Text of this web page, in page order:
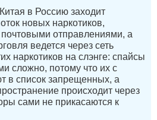
в Россию заходит
новых наркотиков,
почтовыми отправлениями, а
ведется через сеть
наркотиков на слэнге: спайсы
сложно, потому что их с
в список запрещенных, а
происходит через
сами не прикасаются к